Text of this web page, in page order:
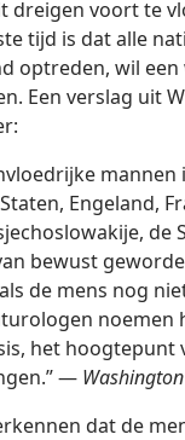
dreigen voort te
tijd is dat alle
optreden, wil
Een verslag uit
mannen
Engeland,
de
bewust
de mens nog
noemen
het hoogtepunt
—
dat de